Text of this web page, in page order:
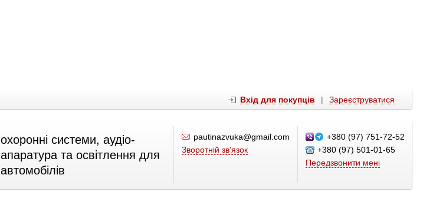
Вхід для покупців | Зареєструватися
охоронні системи, аудіо-
апаратура та освітлення для
автомобілів
pautinazvuka@gmail.com
Зворотній зв'язок
+380 (97) 751-72-52
+380 (97) 501-01-65
Передзвонити мені